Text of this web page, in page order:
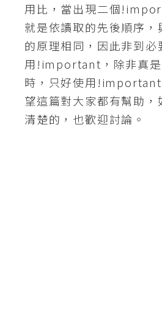
免
費
空
間
網
用比，當出現二個
就是依讀取的先後順序，
的原理相同，因此非到必
用!important，除非真是
時，只好使用!important
望這篇對大家都有幫助，
清楚的，也歡迎討論。